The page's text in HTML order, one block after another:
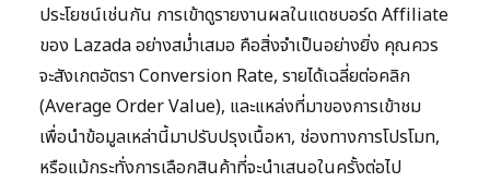
ประโยชน์เช่นกัน การเข้าดูรายงานผลในแดชบอร์ด Affiliate
ของ Lazada อย่างสม่ำเสมอ คือสิ่งจำเป็นอย่างยิ่ง คุณควร
จะสังเกตอัตรา Conversion Rate, รายได้เฉลี่ยต่อคลิก
(Average Order Value), และแหล่งที่มาของการเข้าชม
เพื่อนำข้อมูลเหล่านี้มาปรับปรุงเนื้อหา, ช่องทางการโปรโมท,
หรือแม้กระทั่งการเลือกสินค้าที่จะนำเสนอในครั้งต่อไป